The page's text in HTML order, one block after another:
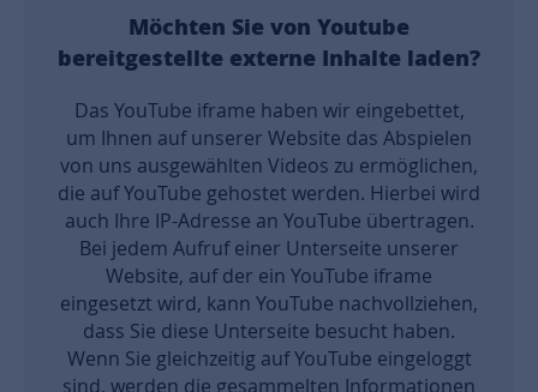
Möchten Sie von Youtube
bereitgestellte externe Inhalte laden?
Das YouTube iframe haben wir eingebettet,
um Ihnen auf unserer Website das Abspielen
von uns ausgewählten Videos zu ermöglichen,
die auf YouTube gehostet werden. Hierbei wird
auch Ihre IP-Adresse an YouTube übertragen.
Bei jedem Aufruf einer Unterseite unserer
Website, auf der ein YouTube iframe
eingesetzt wird, kann YouTube nachvollziehen,
dass Sie diese Unterseite besucht haben.
Wenn Sie gleichzeitig auf YouTube eingeloggt
sind, werden die gesammelten Informationen